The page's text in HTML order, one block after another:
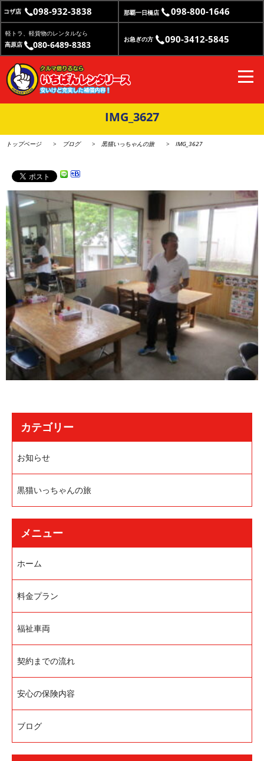
コザ店 098-932-3838 那覇一日橋店 098-800-1646
軽トラ、軽貨物のレンタルなら
高原店
080-6489-8383 お急ぎの方 090-3412-5845
IMG_3627
トップページ ブログ 黒猫いっちゃんの旅 IMG_3627
カテゴリー
お知らせ
黒猫いっちゃんの旅
メニュー
ホーム
料金プラン
福祉車両
契約までの流れ
安心の保険内容
ブログ